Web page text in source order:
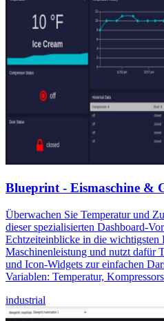
Blueprint - Eismaschine &
Überwachen Sie Temperatur und
dieser spezialisierten Dashboard-
Echtzeiteinblicke in die wichtigsten
Maschinenleistung und nutzt dafür
und Icon-Widgets zur einfachen
Variablen: Temperatur,
industrial